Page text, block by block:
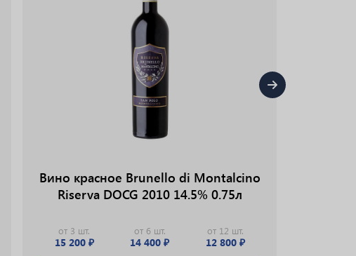
Вино красное Brunello di Montalcino
Riserva DOCG 2010 14.5% 0.75л
15 200 ₽
от 3 шт.
14 400 ₽
от 6 шт.
12 800 ₽
от 12 шт.